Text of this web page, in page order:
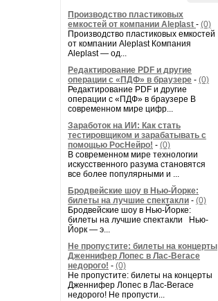
Производство пластиковых
емкостей от компании Aleplast - (0)
Производство пластиковых емкостей
от компании Aleplast Компания
Aleplast — од...
Редактирование PDF и другие
операции с «ПДФ» в браузере - (0)
Редактирование PDF и другие
операции с «ПДФ» в браузере В
современном мире цифр...
Заработок на ИИ: Как стать
тестировщиком и зарабатывать с
помощью РосНейро! - (0)
В современном мире технологии
искусственного разума становятся
все более популярными и ...
Бродвейские шоу в Нью-Йорке:
билеты на лучшие спектакли - (0)
Бродвейские шоу в Нью-Йорке:
билеты на лучшие спектакли Нью-
Йорк — э...
Не пропустите: билеты на концерты
Дженнифер Лопес в Лас-Вегасе
недорого! - (0)
Не пропустите: билеты на концерты
Дженнифер Лопес в Лас-Вегасе
недорого! Не пропусти...